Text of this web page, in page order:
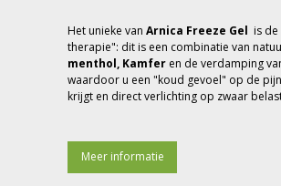
Het unieke van Arnica Freeze Gel is
therapie": dit is een combinatie van
menthol, Kamfer en de verdamping
waardoor u een "koud gevoel" op de
krijgt en direct verlichting op zwaar
Meer informatie